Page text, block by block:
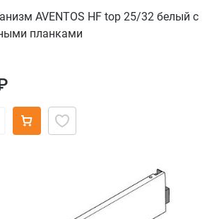
AVENTOS HF top 25/32 белый с
планками